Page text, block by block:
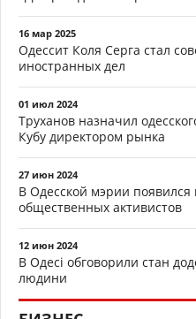
16 мар 2025
Одессит Коля Серга стал
иностранных дел
01 июл 2024
Труханов назначил
Кубу директором рынка
27 июн 2024
В Одесской мэрии
общественных активистов
12 июн 2024
В Одесі обговорили стан
людини